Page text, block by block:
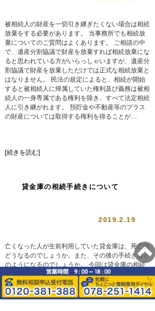
被相続人の財産を一切引き継ぎたくない場合は相続
放棄をする必要があります。 当事務所でも相続放
棄についてのご質問はよくあります。 ご相談の中
で、遺産分割協議で財産を放棄すれば相続放棄にな
ると思われている方がいらっしゃいますが、遺産分
割協議で財産を放棄しただけでは正式な相続放棄と
はなりません。 民法の規定によると、相続が開始
すると被相続人に帰属していた権利及び義務は被相
続人の一身専属である権利を除き、すべて法定相続
人に引き継がれます。 預貯金や不動産等のプラス
の財産については取得する権利を得ることが…
[続きを読む]
貸金庫の相続手続きについて
2019.2.19
亡くなった人が生前利用していた貸金庫は、死亡後
どうなるのでしょうか。また、その後の手続きはど
のようになるのでしょうか。 今回は貸金庫の相続
手続きについてお話しします。 貸金庫を契約して
いた方が亡くなったからといって、貸金庫の契約が
終了することはありません。しかし、銀行は貸金庫
を契約していた人が亡くなったことを知ると口座を
078-251-1414
0120-381-388